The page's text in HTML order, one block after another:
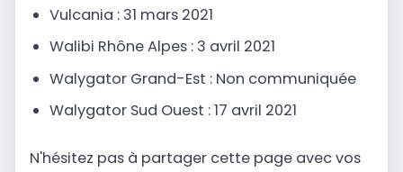
Vulcania : 31 mars 2021
Walibi Rhône Alpes : 3 avril 2021
Walygator Grand-Est : Non communiquée
Walygator Sud Ouest : 17 avril 2021
N'hésitez pas à partager cette page avec vos